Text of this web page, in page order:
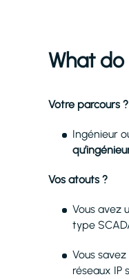
What
Votre parcours ?
Ingénieur
Vos atouts ?
Vous avez
type
Vous
réseaux IP